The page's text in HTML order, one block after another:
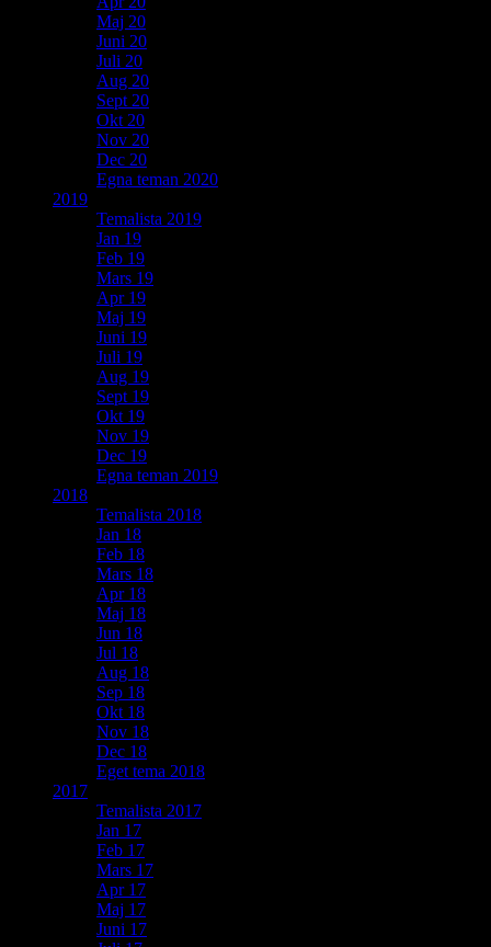
Maj 20
Juni 20
Juli 20
Aug 20
Sept 20
Okt 20
Nov 20
Dec 20
Egna teman 2020
2019
Temalista 2019
Jan 19
Feb 19
Mars 19
Apr 19
Maj 19
Juni 19
Juli 19
Aug 19
Sept 19
Okt 19
Nov 19
Dec 19
Egna teman 2019
2018
Temalista 2018
Jan 18
Feb 18
Mars 18
Apr 18
Maj 18
Jun 18
Jul 18
Aug 18
Sep 18
Okt 18
Nov 18
Dec 18
Eget tema 2018
2017
Temalista 2017
Jan 17
Feb 17
Mars 17
Apr 17
Maj 17
Juni 17